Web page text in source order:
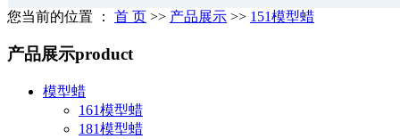
您当前的位置 ： 首 页 >> 产品展示 >> 151模型蜡
产品展示product
模型蜡
161模型蜡
181模型蜡